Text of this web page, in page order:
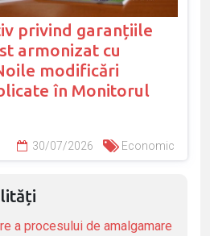
privind garanțiile
armonizat cu
modificări
în Monitorul
30/07/2026 Economic
a procesului de amalgamare